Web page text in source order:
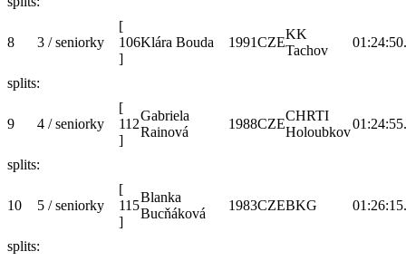
8 3 / seniorky
[
106
]
Klára Bouda 1991CZE
KK
Tachov
splits:
9 4 / seniorky
[
112
]
Gabriela
Rainová
1988CZE
CHRTI
Holoubkov
splits:
10 5 / seniorky
[
115
]
Blanka
Bucňáková
1983CZEBKG
splits: